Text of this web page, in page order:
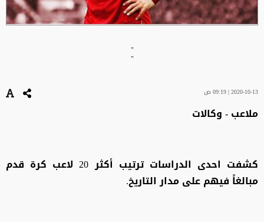
"
"
2020-10-13 | 09:19 ص
ملاعب - وكالات
كشفت احدى الدراسات ترتيب أكثر 20 لاعب كرة قدم
مبالغاً فيهم على مدار التاريخ.